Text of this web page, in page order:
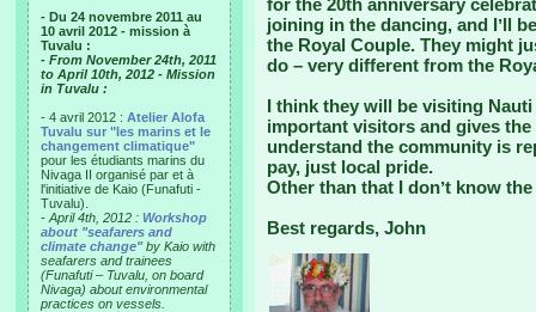
- Du 24 novembre 2011 au
10 avril 2012 - mission à
Tuvalu :
- From November 24th, 2011
to April 10th, 2012 - Mission
in Tuvalu :
- 4 avril 2012 : Atelier Alofa
Tuvalu sur "les marins et le
changement climatique"
pour les étudiants marins du
Nivaga II organisé par et à
l'initiative de Kaio (Funafuti -
Tuvalu).
- April 4th, 2012 : Workshop
about "seafarers and
climate change"by Kaio with
seafarers and trainees
(Funafuti – Tuvalu, on board
Nivaga) about environmental
practices on vessels.
for the 20th anniversary
joining in the dancing, and Iʼll
the Royal Couple. They might
do – very different from the
I think they will be visiting
important visitors and gives
understand the community is
pay, just local pride.
Other than that I donʼt know
Best regards, John